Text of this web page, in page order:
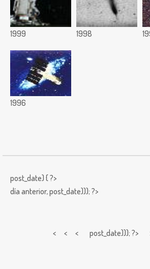
1999 1998
1996
post_date) { ?>
día anterior,post_date))); ?>
< < < post_date)));